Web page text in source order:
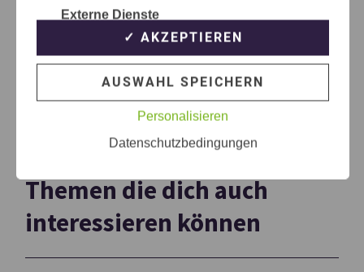
Themen die dich auch
interessieren können
Externe Dienste
✓ AKZEPTIEREN
AUSWAHL SPEICHERN
Personalisieren
Datenschutzbedingungen